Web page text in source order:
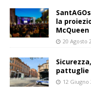
la
McQueen
20 Agosto
pattuglie
12 Giugno